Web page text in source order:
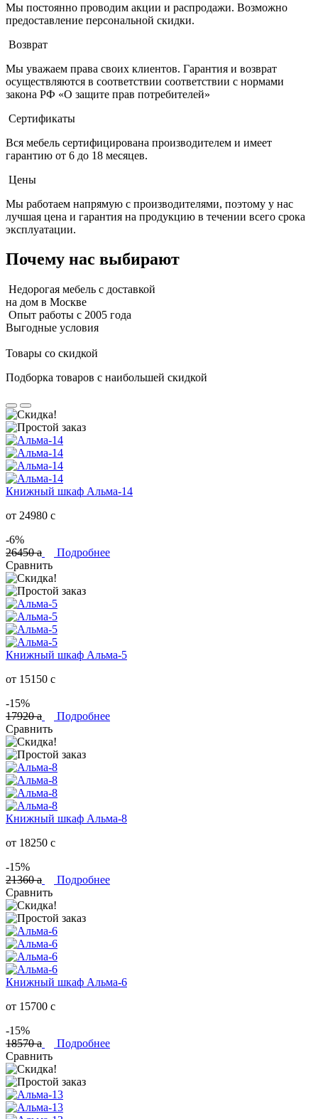
Мы постоянно проводим акции и распродажи. Возможно
предоставление персональной скидки.
Возврат
Мы уважаем права своих клиентов. Гарантия и возврат
осуществляются в соответствии соответствии с нормами
закона РФ «О защите прав потребителей»
Сертификаты
Вся мебель сертифицирована производителем и имеет
гарантию от 6 до 18 месяцев.
Цены
Мы работаем напрямую с производителями, поэтому у нас
лучшая цена и гарантия на продукцию в течении всего срока
эксплуатации.
Почему нас выбирают
Недорогая мебель с доставкой
на дом в Москве
Опыт работы с 2005 года
Выгодные условия
Товары со скидкой
Подборка товаров с наибольшей скидкой
Книжный шкаф Альма-14
от 24980 c
-6%
26450a
Подробнее
Сравнить
Книжный шкаф Альма-5
от 15150 c
-15%
17920a
Подробнее
Сравнить
Книжный шкаф Альма-8
от 18250 c
-15%
21360a
Подробнее
Сравнить
Книжный шкаф Альма-6
от 15700 c
-15%
18570a
Подробнее
Сравнить